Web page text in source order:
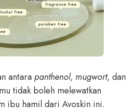
antarapanthenol, mugwort, dan
tidak boleh melewatkan
ibu hamil dari Avoskin ini.